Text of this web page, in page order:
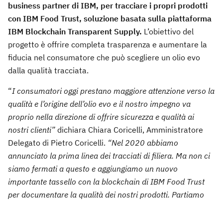
business partner di IBM, per tracciare i propri prodotti
con IBM Food Trust, soluzione basata sulla piattaforma
IBM Blockchain Transparent Supply. L’obiettivo del
progetto è offrire completa trasparenza e aumentare la
fiducia nel consumatore che può scegliere un olio evo
dalla qualità tracciata.
“I consumatori oggi prestano maggiore attenzione verso la
qualità e l’origine dell’olio evo e il nostro impegno va
proprio nella direzione di offrire sicurezza e qualità ai
nostri clienti” dichiara Chiara Coricelli, Amministratore
Delegato di Pietro Coricelli. “Nel 2020 abbiamo
annunciato la prima linea dei tracciati di filiera. Ma non ci
siamo fermati a questo e aggiungiamo un nuovo
importante tassello con la blockchain di IBM Food Trust
per documentare la qualità dei nostri prodotti. Partiamo